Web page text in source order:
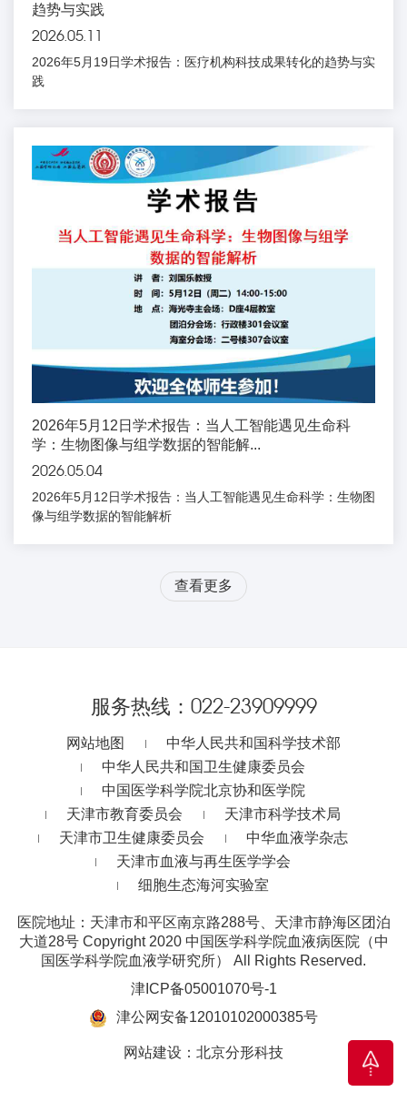
趋势与实践
2026.05.11
2026年5月19日学术报告：医疗机构科技成果转化的趋势与实
践
2026年5月12日学术报告：当人工智能遇见生命科
学：生物图像与组学数据的智能解...
2026.05.04
2026年5月12日学术报告：当人工智能遇见生命科学：生物图
像与组学数据的智能解析
查看更多
服务热线： 022-23909999
网站地图
中华人民共和国科学技术部
中华人民共和国卫生健康委员会
中国医学科学院北京协和医学院
天津市教育委员会
天津市科学技术局
天津市卫生健康委员会
中华血液学杂志
天津市血液与再生医学学会
细胞生态海河实验室
医院地址：天津市和平区南京路288号、天津市静海区团泊
大道28号 Copyright 2020 中国医学科学院血液病医院（中
国医学科学院血液学研究所） All Rights Reserved.
津ICP备05001070号-1
津公网安备12010102000385号
网站建设 ： 北京分形科技